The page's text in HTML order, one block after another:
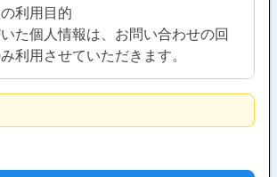
利用目的
た個人情報は、お問い合わせの回
利用させていただきます。
第三者提供
合を除き、事前にご本人の同意を